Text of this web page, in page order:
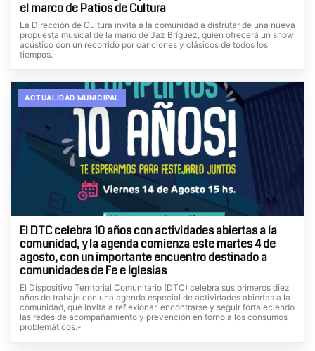
el marco de Patios de Cultura
La Dirección de Cultura invita a la comunidad a disfrutar de una nueva
propuesta musical de la mano de Jaz Bríguez, quien ofrecerá un show
acústico con un recorrido por canciones y clásicos de todos los
tiempos.-
ACTUALIDAD MUNICIPAL
El DTC celebra 10 años con actividades abiertas a la
comunidad, y la agenda comienza este martes 4 de
agosto, con un importante encuentro destinado a
comunidades de Fe e Iglesias
El Dispositivo Territorial Comunitario (DTC) celebra sus primeros diez
años de trabajo con una agenda especial de actividades abiertas a la
comunidad, que invita a reflexionar, encontrarse y seguir fortaleciendo
las redes de acompañamiento y prevención en torno a los consumos
problemáticos.-